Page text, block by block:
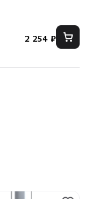
2 254 ₽